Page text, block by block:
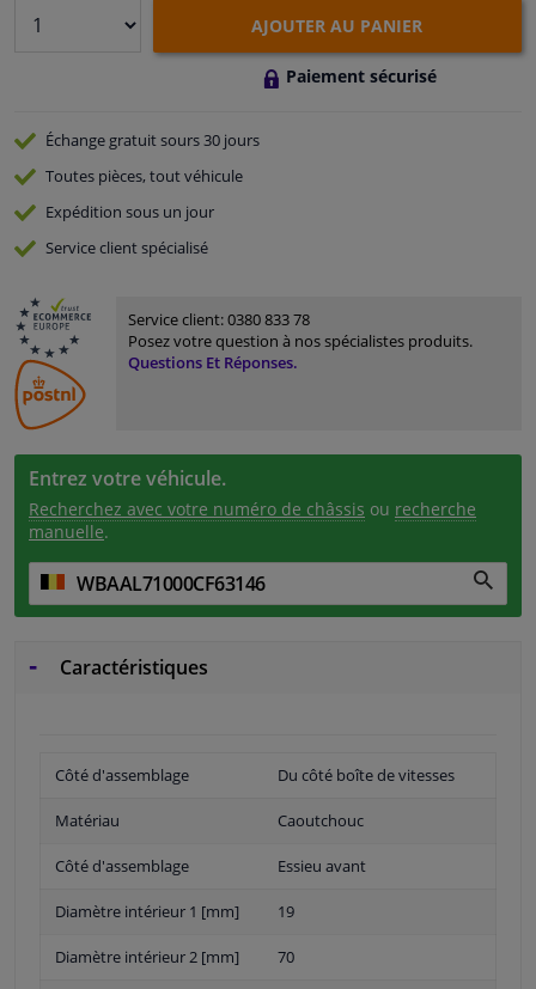
Capteurs & électronique
AJOUTER AU PANIER
Paiement sécurisé
Échange gratuitsours 30 jours
Toutes pièces, tout véhicule
Expédition sous un jour
Serviceclient spécialisé
Service client:0380 833 78
Posez votre question à nos spécialistes produits.
Questions Et Réponses.
Entrez votre véhicule.
Recherchez avec votre numéro de châssis ou recherche
manuelle.
Caractéristiques
Côté d'assemblage Du côté boîte de vitesses
Matériau Caoutchouc
Côté d'assemblage Essieu avant
Diamètre intérieur 1 [mm] 19
Diamètre intérieur 2 [mm] 70